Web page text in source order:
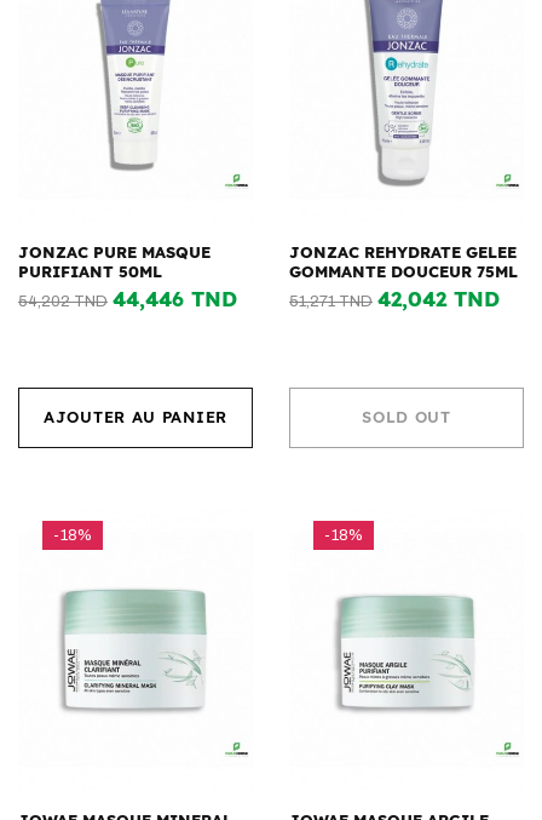
JONZAC PURE MASQUE
PURIFIANT 50ML
54,202 TND 44,446 TND
AJOUTER AU PANIER
JONZAC REHYDRATE GELEE
GOMMANTE DOUCEUR 75ML
51,271 TND 42,042 TND
SOLD OUT
-18% -18%